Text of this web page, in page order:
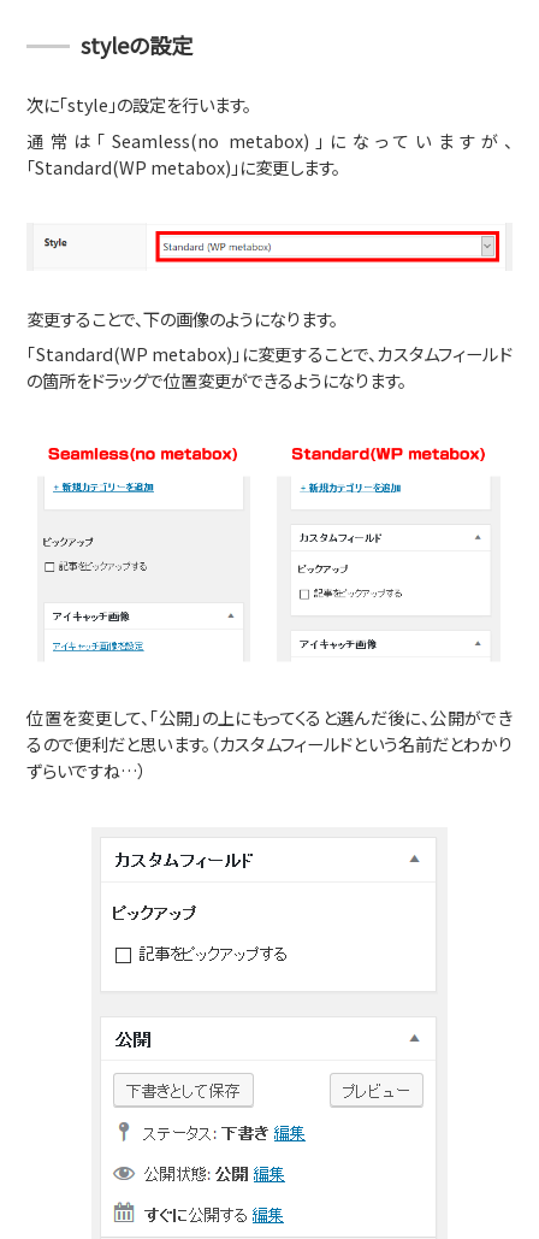
styleの設定
次に「style」の設定を行います。
通常は「Seamless(no metabox)」になっていますが、
「Standard(WP metabox)」に変更します。
変更することで、下の画像のようになります。
「Standard(WP metabox)」に変更することで、カスタムフィールド
の箇所をドラッグで位置変更ができるようになります。
位置を変更して、「公開」の上にもってくると選んだ後に、公開ができ
るので便利だと思います。（カスタムフィールドという名前だとわかり
ずらいですね…）